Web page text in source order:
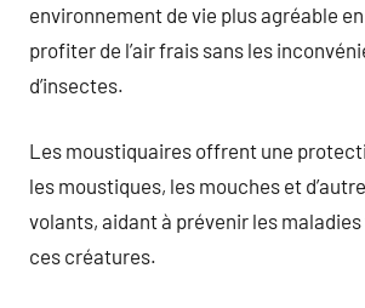
environnement de vie plus agréable
profiter de l’air frais sans les
d’insectes.
Les moustiquaires offrent une
les moustiques, les mouches et
volants, aidant à prévenir les
ces créatures.